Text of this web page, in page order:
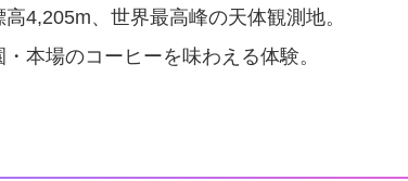
4,205m、世界最高峰の天体観測地。
本場のコーヒーを味わえる体験。